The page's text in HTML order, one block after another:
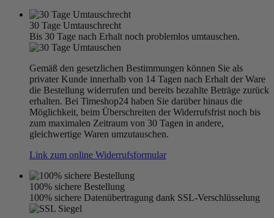
30 Tage Umtauschrecht
Bis 30 Tage nach Erhalt noch problemlos umtauschen.
Gemäß den gesetzlichen Bestimmungen können Sie als
privater Kunde innerhalb von 14 Tagen nach Erhalt der Ware
die Bestellung widerrufen und bereits bezahlte Beträge zurück
erhalten. Bei Timeshop24 haben Sie darüber hinaus die
Möglichkeit, beim Überschreiten der Widerrufsfrist noch bis
zum maximalen Zeitraum von 30 Tagen in andere,
gleichwertige Waren umzutauschen.
Link zum online Widerrufsformular
100% sichere Bestellung
100% sichere Datenübertragung dank SSL-Verschlüsselung